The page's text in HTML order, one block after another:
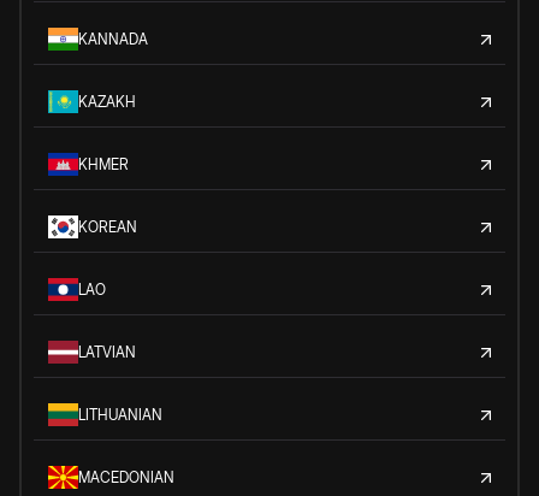
KANNADA
KAZAKH
KHMER
KOREAN
LAO
LATVIAN
LITHUANIAN
MACEDONIAN